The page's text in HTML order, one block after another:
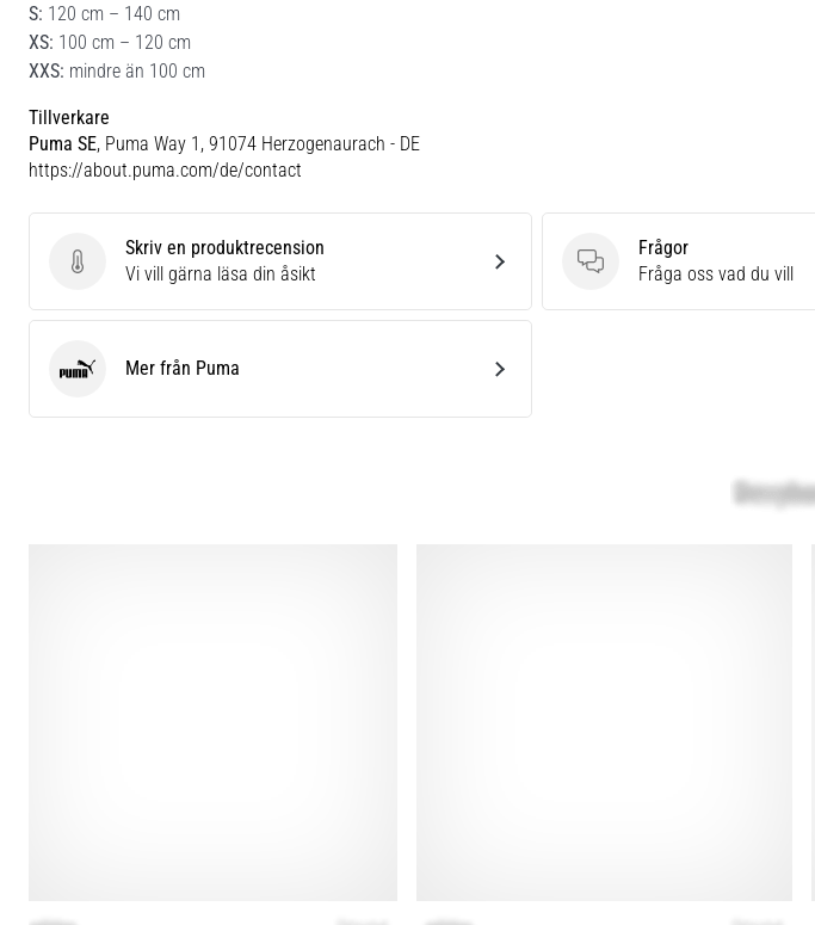
S: 120 cm – 140 cm
XS: 100 cm – 120 cm
XXS: mindre än 100 cm
Tillverkare
Puma SE, Puma Way 1, 91074 Herzogenaurach - DE
https://about.puma.com/de/contact
Skriv en produktrecension
Skriv en produktrecension
Vi vill gärna läsa din åsikt
Frågor
Frågor
Fråga oss vad du vill
Puma Mer från Puma